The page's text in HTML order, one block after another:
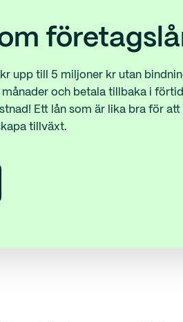
upp till 5 miljoner kr utan
och betala tillbaka i
Ett lån som är lika bra för
tillväxt.